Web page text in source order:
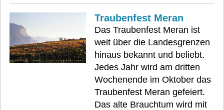
Traubenfest Meran
Das Traubenfest Meran ist
weit über die Landesgrenzen
hinaus bekannt und beliebt.
Jedes Jahr wird am dritten
Wochenende im Oktober das
Traubenfest Meran gefeiert.
Das alte Brauchtum wird mit